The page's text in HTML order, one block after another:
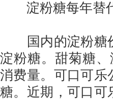
淀粉糖每年替
国内的淀粉糖价
淀粉糖。甜菊糖
消费量。可口可乐
糖。近期，可口可